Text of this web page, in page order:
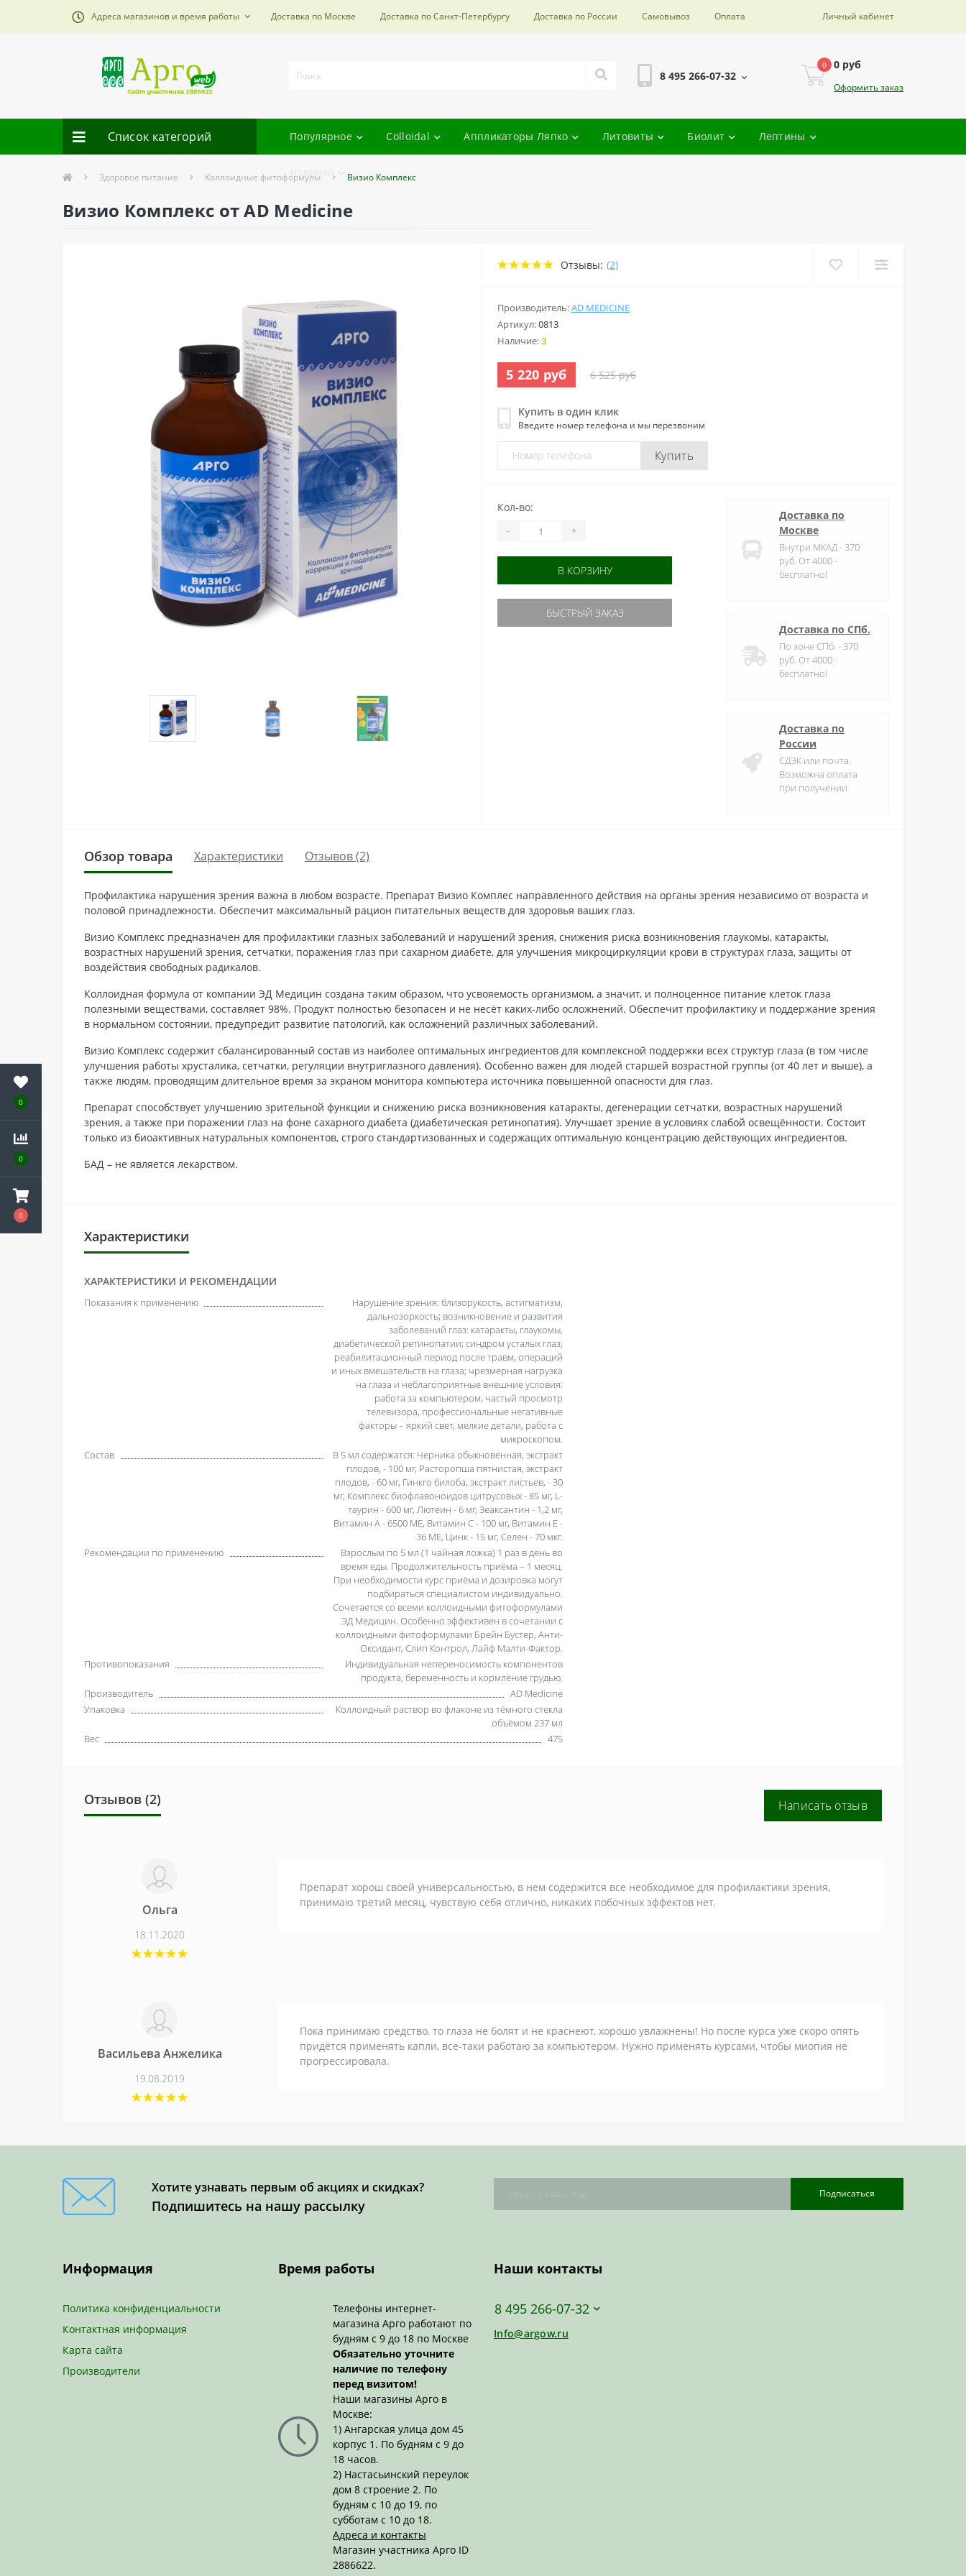
0
0
0
Адреса магазинов и время работы Доставка по Москве Доставка по Санкт-Петербургу Доставка по России Самовывоз Оплата Личный кабинет
8 495 266-07-32
0 0 руб
Оформить заказ
Список категорий Популярное Colloidal Аппликаторы Ляпко Литовиты Биолит Лептины
Новинки
Здоровое питание Коллоидные фитоформулы Визио Комплекс
Визио Комплекс от AD Medicine
Отзывы: (2)
Производитель:AD MEDICINE
Артикул:0813
Наличие:3
5 220 руб 6 525 руб
Купить в один клик
Введите номер телефона и мы перезвоним
Купить
Кол-во:
- +
В КОРЗИНУ
БЫСТРЫЙ ЗАКАЗ
Доставка по
Москве
Внутри МКАД - 370
руб. От 4000 -
бесплатно!
Доставка по СПб.
По зоне СПб. - 370
руб. От 4000 -
бесплатно!
Доставка по
России
СДЭК или почта.
Возможна оплата
при получении
Обзор товара Характеристики Отзывов (2)
Профилактика нарушения зрения важна в любом возрасте. Препарат Визио Комплес направленного действия на органы зрения независимо от возраста и
половой принадлежности. Обеспечит максимальный рацион питательных веществ для здоровья ваших глаз.
Визио Комплекс предназначен для профилактики глазных заболеваний и нарушений зрения, снижения риска возникновения глаукомы, катаракты,
возрастных нарушений зрения, сетчатки, поражения глаз при сахарном диабете, для улучшения микроциркуляции крови в структурах глаза, защиты от
воздействия свободных радикалов.
Коллоидная формула от компании ЭД Медицин создана таким образом, что усвояемость организмом, а значит, и полноценное питание клеток глаза
полезными веществами, составляет 98%. Продукт полностью безопасен и не несёт каких-либо осложнений. Обеспечит профилактику и поддержание зрения
в нормальном состоянии, предупредит развитие патологий, как осложнений различных заболеваний.
Визио Комплекс содержит сбалансированный состав из наиболее оптимальных ингредиентов для комплексной поддержки всех структур глаза (в том числе
улучшения работы хрусталика, сетчатки, регуляции внутриглазного давления). Особенно важен для людей старшей возрастной группы (от 40 лет и выше), а
также людям, проводящим длительное время за экраном монитора компьютера источника повышенной опасности для глаз.
Препарат способствует улучшению зрительной функции и снижению риска возникновения катаракты, дегенерации сетчатки, возрастных нарушений
зрения, а также при поражении глаз на фоне сахарного диабета (диабетическая ретинопатия). Улучшает зрение в условиях слабой освещённости. Состоит
только из биоактивных натуральных компонентов, строго стандартизованных и содержащих оптимальную концентрацию действующих ингредиентов.
БАД – не является лекарством.
Характеристики
ХАРАКТЕРИСТИКИ И РЕКОМЕНДАЦИИ
Показания к применению
Нарушение зрения: близорукость, астигматизм,
дальнозоркость; возникновение и развития
заболеваний глаз: катаракты, глаукомы,
диабетической ретинопатии; синдром усталых глаз;
реабилитационный период после травм, операций
и иных вмешательств на глаза; чрезмерная нагрузка
на глаза и неблагоприятные внешние условия:
работа за компьютером, частый просмотр
телевизора, профессиональные негативные
факторы – яркий свет, мелкие детали, работа с
микроскопом.
Состав
В 5 мл содержатся: Черника обыкновенная, экстракт
плодов, - 100 мг, Расторопша пятнистая, экстракт
плодов, - 60 мг, Гинкго билоба, экстракт листьев, - 30
мг, Комплекс биофлавоноидов цитрусовых - 85 мг, L-
таурин - 600 мг, Лютеин - 6 мг, Зеаксантин - 1,2 мг,
Витамин A - 6500 МЕ, Витамин С - 100 мг, Витамин E -
36 МЕ, Цинк - 15 мг, Селен - 70 мкг.
Рекомендации по применению
Взрослым по 5 мл (1 чайная ложка) 1 раз в день во
время еды. Продолжительность приёма – 1 месяц.
При необходимости курс приёма и дозировка могут
подбираться специалистом индивидуально.
Сочетается со всеми коллоидными фитоформулами
ЭД Медицин. Особенно эффективен в сочетании с
коллоидными фитоформулами Брейн Бустер, Анти-
Оксидант, Слип Контрол, Лайф Малти-Фактор.
Противопоказания
Индивидуальная непереносимость компонентов
продукта, беременность и кормление грудью.
Производитель
AD Medicine
Упаковка
Коллоидный раствор во флаконе из тёмного стекла
объёмом 237 мл
Вес
475
Отзывов (2) Написать отзыв
Ольга
18.11.2020
Препарат хорош своей универсальностью, в нем содержится все необходимое для профилактики зрения,
принимаю третий месяц, чувствую себя отлично, никаких побочных эффектов нет.
Васильева Анжелика
19.08.2019
Пока принимаю средство, то глаза не болят и не краснеют, хорошо увлажнены! Но после курса уже скоро опять
придётся применять капли, все-таки работаю за компьютером. Нужно применять курсами, чтобы миопия не
прогрессировала.
Хотите узнавать первым об акциях и скидках?
Подпишитесь на нашу рассылку
Подписаться
Информация
Политика конфиденциальности
Контактная информация
Карта сайта
Производители
Время работы
Телефоны интернет-
магазина Арго работают по
будням с 9 до 18 по Москве
Обязательно уточните
наличие по телефону
перед визитом!
Наши магазины Арго в
Москве:
1) Ангарская улица дом 45
корпус 1. По будням с 9 до
18 часов.
2) Настасьинский переулок
дом 8 строение 2. По
будням с 10 до 19, по
субботам с 10 до 18.
Адреса и контакты
Магазин участника Арго ID
2886622.
Наши контакты
8 495 266-07-32
Info@argow.ru